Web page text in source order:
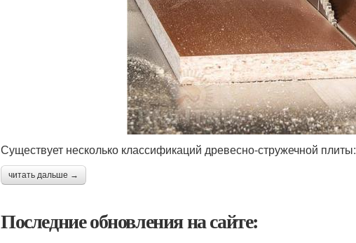
Существует несколько классификаций древесно-стружечной плиты:
читать дальше →
Последние обновления на сайте: